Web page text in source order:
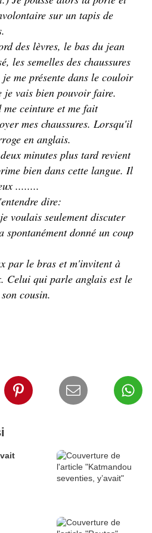
sur un tapis de
des lèvres, le bas du jean
les semelles des chaussures
me présente dans le couloir
je vais bien pouvoir faire.
ceinture et me fait
mes chaussures. Lorsqu'il
en anglais.
minutes plus tard revient
bien dans cette langue. Il
........
dire:
voulais seulement discuter
spontanément donné un coup
par le bras et m'invitent à
Celui qui parle anglais est le
cousin.